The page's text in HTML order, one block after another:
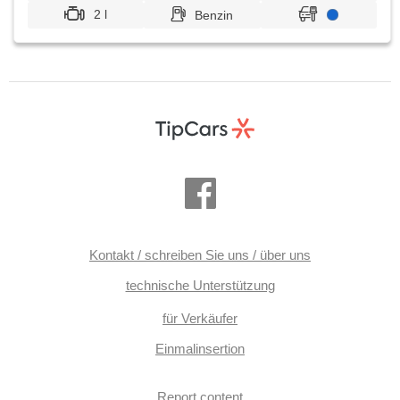
2 l
Benzin
Kontakt / schreiben Sie uns / über uns
technische Unterstützung
für Verkäufer
Einmalinsertion
Report content